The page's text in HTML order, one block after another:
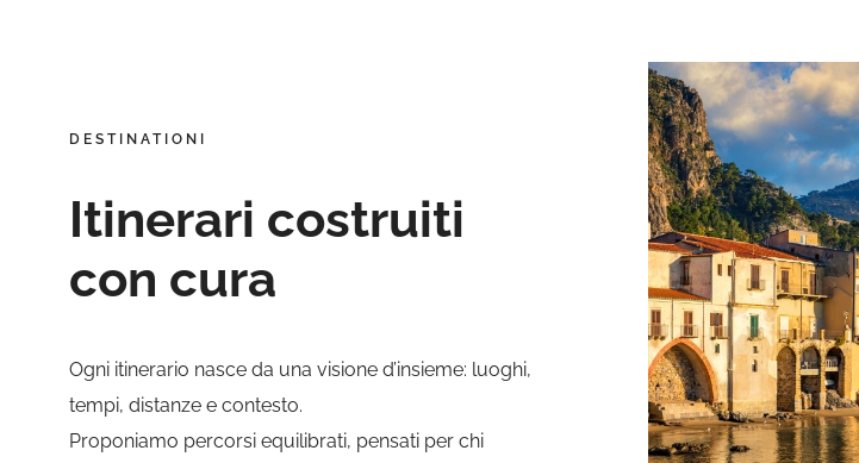
DESTINATIONI
Itinerari costruiti
con cura
Ogni itinerario nasce da una visione d’insieme: luoghi,
tempi, distanze e contesto.
Proponiamo percorsi equilibrati, pensati per chi